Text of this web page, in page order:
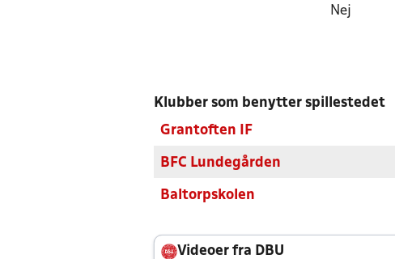
Nej
Klubber som benytter spillestedet
Grantoften IF
BFC Lundegården
Baltorpskolen
Videoer fra DBU